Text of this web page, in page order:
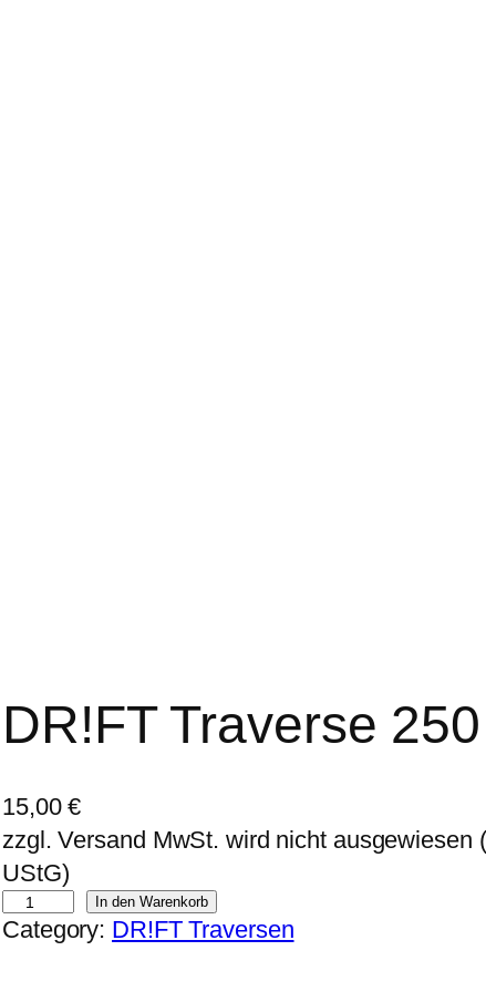
DR!FT Traverse
15,00€
zzgl. Versand MwSt. wird nicht ausgewiesen
UStG)
D
R
In den Warenkorb
Category: DR!FT Traversen